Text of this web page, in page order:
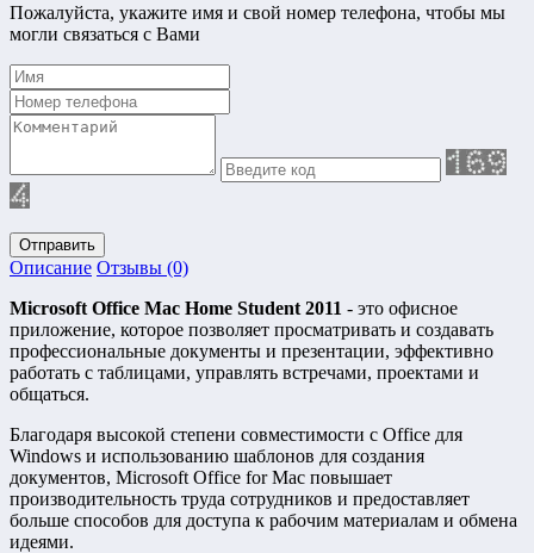
Пожалуйста, укажите имя и свой номер телефона, чтобы мы
могли связаться с Вами
Отправить
Описание Отзывы (0)
Microsoft Office Mac Home Student 2011 - это офисное
приложение, которое позволяет просматривать и создавать
профессиональные документы и презентации, эффективно
работать с таблицами, управлять встречами, проектами и
общаться.
Благодаря высокой степени совместимости с Office для
Windows и использованию шаблонов для создания
документов, Microsoft Office for Mac повышает
производительность труда сотрудников и предоставляет
больше способов для доступа к рабочим материалам и обмена
идеями.